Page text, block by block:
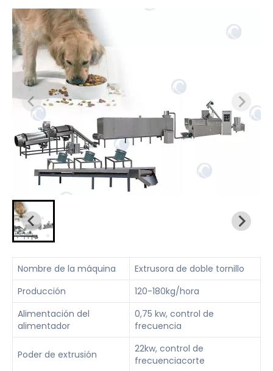
Nombre de la máquina
Extrusora de doble tornillo
Producción
120-180kg/hora
Alimentación del
alimentador
0,75 kw, control de
frecuencia
Poder de extrusión
22kw, control de
frecuenciacorte